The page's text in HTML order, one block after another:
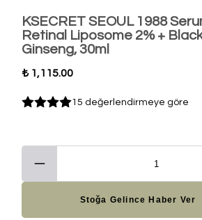
KSECRET SEOUL 1988
Retinal Liposome 2% +
Ginseng, 30ml
₺ 1,115.00
15 değerlendirmeye göre
Stoğa Gelince Haber Ver